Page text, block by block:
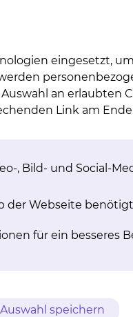
eingesetzt,
an erlaubten
Link am
, Bild- und Social-
der Webseite
für ein besseres
Auswahl speichern